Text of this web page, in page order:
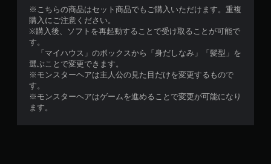
※こちらの商品はセット商品でもご購入いただけます。重複
購入にご注意ください。
※購入後、ソフトを再起動することで受け取ることが可能で
す。
「マイハウス」のボックスから「身だしなみ」「髪型」を
選ぶことで変更できます。
※モンスターヘアは主人公の見た目だけを変更するもので
す。
※モンスターヘアはゲームを進めることで変更が可能になり
ます。